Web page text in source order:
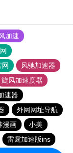
加速
网
风驰加速器
旋风加速度器
速器
外网网址导航
漫画
小美
雷霆加速版ins